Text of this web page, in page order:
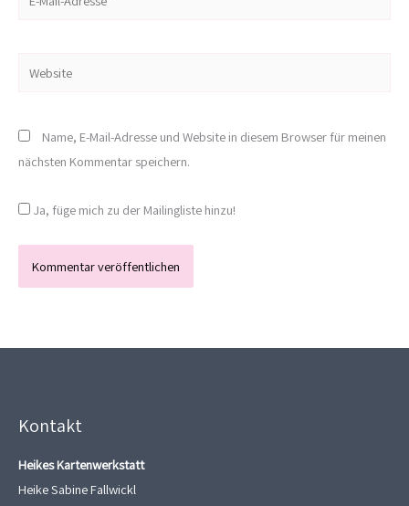
Name, E-Mail-Adresse und Website in diesem Browser für meinen
nächsten Kommentar speichern.
Ja, füge mich zu der Mailingliste hinzu!
Kontakt
Heikes Kartenwerkstatt
Heike Sabine Fallwickl